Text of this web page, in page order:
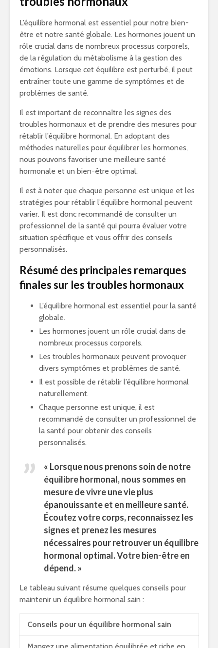
L’équilibre hormonal est essentiel pour notre bien-
être et notre santé globale. Les hormones jouent un
rôle crucial dans de nombreux processus corporels,
de la régulation du métabolisme à la gestion des
émotions. Lorsque cet équilibre est perturbé, il peut
entraîner toute une gamme de symptômes et de
problèmes de santé.
Il est important de reconnaître les signes des
troubles hormonaux et de prendre des mesures pour
rétablir l’équilibre hormonal. En adoptant des
méthodes naturelles pour équilibrer les hormones,
nous pouvons favoriser une meilleure santé
hormonale et un bien-être optimal.
Il est à noter que chaque personne est unique et les
stratégies pour rétablir l’équilibre hormonal peuvent
varier. Il est donc recommandé de consulter un
professionnel de la santé qui pourra évaluer votre
situation spécifique et vous offrir des conseils
personnalisés.
Résumé des principales remarques
finales sur les troubles hormonaux
L’équilibre hormonal est essentiel pour la santé
globale.
Les hormones jouent un rôle crucial dans de
nombreux processus corporels.
Les troubles hormonaux peuvent provoquer
divers symptômes et problèmes de santé.
Il est possible de rétablir l’équilibre hormonal
naturellement.
Chaque personne est unique, il est
recommandé de consulter un professionnel de
la santé pour obtenir des conseils
personnalisés.
« Lorsque nous prenons soin de notre
équilibre hormonal, nous sommes en
mesure de vivre une vie plus
épanouissante et en meilleure santé.
Écoutez votre corps, reconnaissez les
signes et prenez les mesures
nécessaires pour retrouver un équilibre
hormonal optimal. Votre bien-être en
dépend. »
Le tableau suivant résume quelques conseils pour
maintenir un équilibre hormonal sain :
Conseils pour un équilibre hormonal sain